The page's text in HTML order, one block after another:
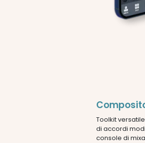
Toolkit
di accordi
console di